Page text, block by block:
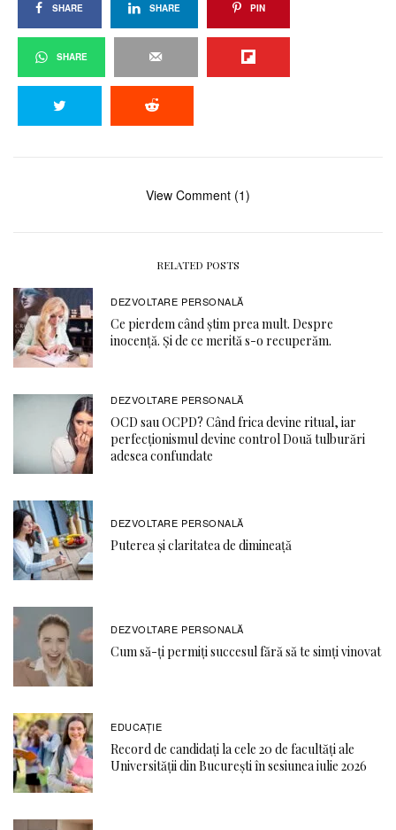
SHARE SHARE PIN
SHARE
View Comment (1)
RELATED POSTS
DEZVOLTARE PERSONALĂ
Ce pierdem când știm prea mult. Despre
inocență. Și de ce merită s-o recuperăm.
DEZVOLTARE PERSONALĂ
OCD sau OCPD? Când frica devine ritual, iar
perfecționismul devine control Două tulburări
adesea confundate
DEZVOLTARE PERSONALĂ
Puterea și claritatea de dimineață
DEZVOLTARE PERSONALĂ
Cum să-ți permiți succesul fără să te simți vinovat
EDUCAŢIE
Record de candidați la cele 20 de facultăți ale
Universității din București în sesiunea iulie 2026